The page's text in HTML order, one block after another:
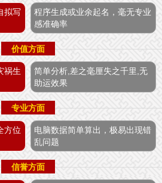
拟写
程序生成或业余起名，毫无专业
感准确率
价值方面
祸生
简单分析,差之毫厘失之千里,无
助运效果
专业方面
方位
电脑数据简单算出，极易出现错
乱问题
信誉方面